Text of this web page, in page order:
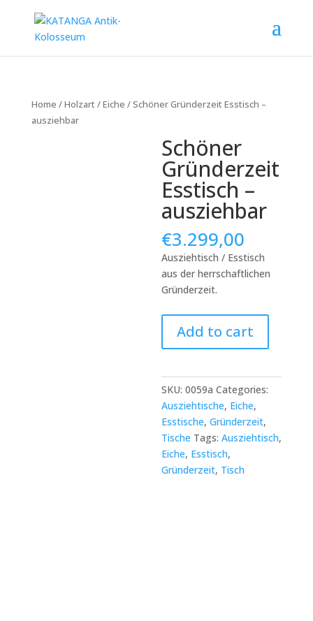
Home /Holzart/Eiche / Schöner Gründerzeit Esstisch –
ausziehbar
Schöner
Gründerzeit
Esstisch –
ausziehbar
€3.299,00
Ausziehtisch / Esstisch
aus der herrschaftlichen
Gründerzeit.
Gründerzeit
Esstisch
ausziehbar
quantity
Add to cart
SKU:0059a Categories:
Ausziehtische, Eiche,
Esstische,Gründerzeit,
Tische Tags:Ausziehtisch,
Eiche, Esstisch,
Gründerzeit, Tisch